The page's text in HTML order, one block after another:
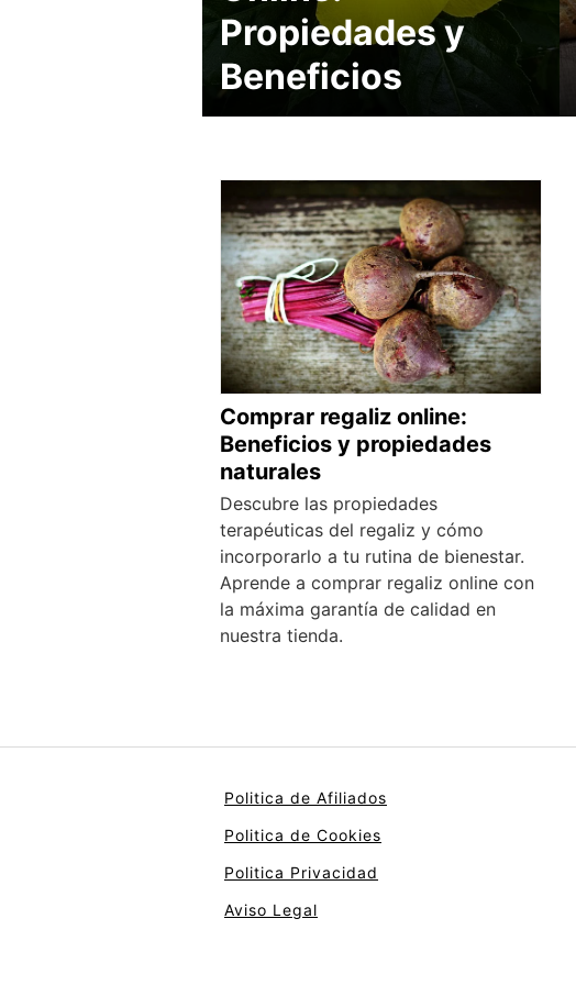
Propiedades y
Beneficios
Comprar regaliz online:
Beneficios y propiedades
naturales
Descubre las propiedades
terapéuticas del regaliz y cómo
incorporarlo a tu rutina de bienestar.
Aprende a comprar regaliz online con
la máxima garantía de calidad en
nuestra tienda.
Politica de Afiliados
Politica de Cookies
Politica Privacidad
Aviso Legal